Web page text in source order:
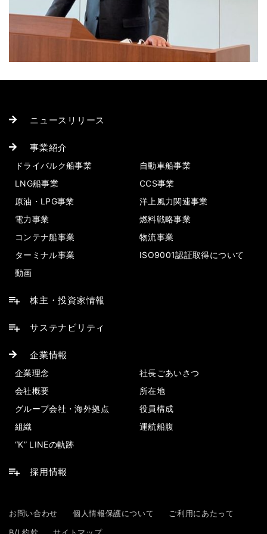
ニュースリリース
事業紹介
ドライバルク船事業
自動車船事業
LNG船事業
CCS事業
原油・LPG事業
洋上風力関連事業
電力事業
燃料戦略事業
コンテナ船事業
物流事業
ターミナル事業
ISO9001認証取得について
動画
株主・投資家情報
サステナビリティ
企業情報
企業理念
社長ごあいさつ
会社概要
所在地
グループ会社・海外拠点
役員構成
組織
運航船腹
“K” LINEの軌跡
採用情報
お問い合わせ 個人情報保護について
ご利用にあたって